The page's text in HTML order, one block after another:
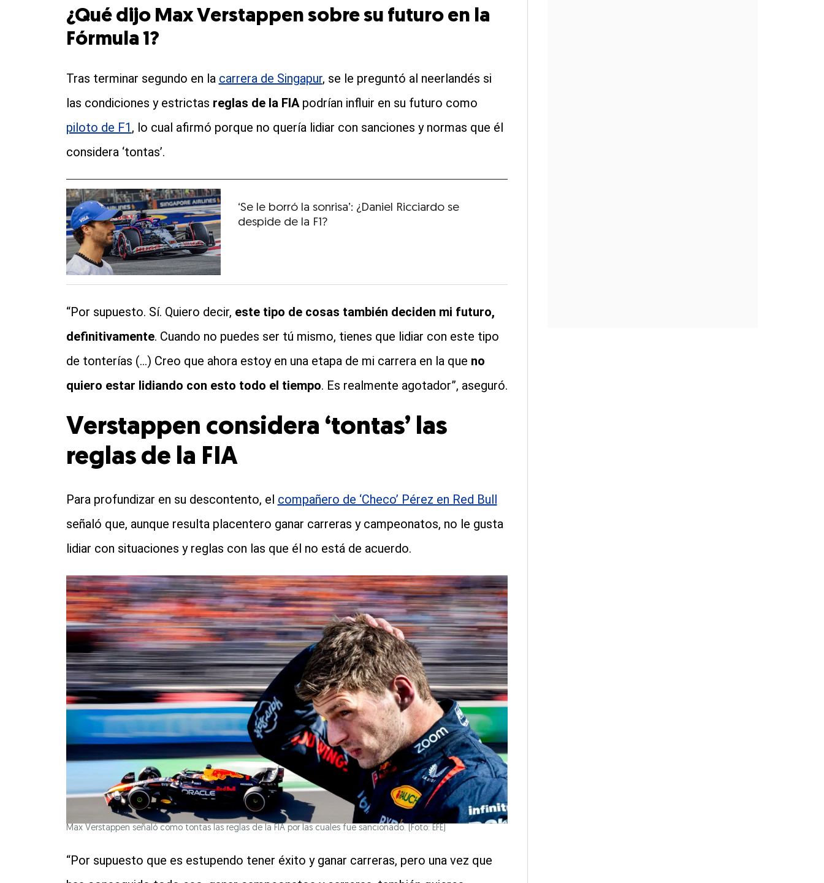
¿Qué dijo Max Verstappen sobre su futuro en la
Fórmula 1?
Tras terminar segundo en la carrera de Singapur, se le preguntó al neerlandés si
las condiciones y estrictas reglas de la FIApodrían influir en su futuro como
piloto de F1 , lo cual afirmó porque no quería lidiar con sanciones y normas que él
considera ‘tontas’.
⁠‘Se le borró la sonrisa’: ¿Daniel Ricciardo se
despide de la F1?
“Por supuesto. Sí. Quiero decir, este tipo de cosas también deciden mi futuro,
definitivamente. Cuando no puedes ser tú mismo, tienes que lidiar con este tipo
de tonterías (…) Creo que ahora estoy en una etapa de mi carrera en la que no
quiero estar lidiando con esto todo el tiempo. Es realmente agotador”, aseguró.
Verstappen considera ‘tontas’ las
reglas de la FIA
Para profundizar en su descontento, el compañero de ‘Checo’ Pérez en Red Bull
señaló que, aunque resulta placentero ganar carreras y campeonatos, no le gusta
lidiar con situaciones y reglas con las que él no está de acuerdo.
Max Verstappen señaló como tontas las reglas de la FIA por las cuales fue sancionado. (Foto: EFE)
“Por supuesto que es estupendo tener éxito y ganar carreras, pero una vez que